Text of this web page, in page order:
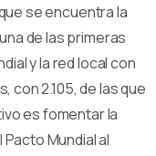
se encuentra la
de las primeras
y la red local con
con 2.105, de las que
es fomentar la
Mundial al